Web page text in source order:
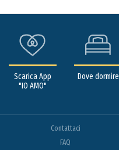
Scarica App
"IO AMO"
Dove dormire
Contattaci
FAQ